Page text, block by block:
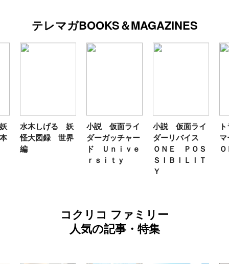
テレマガBOOKS＆MAGAZINES
水木しげる 妖
怪大図録 世界
編
小説 仮面ライ
ダーガッチャー
ド Ｕｎｉｖｅ
ｒｓｉｔｙ
小説 仮面ライ
ダーリバイス
ＯＮＥ ＰＯＳ
ＳＩＢＩＬＩＴ
Ｙ
コクリコ ファミリー
人気の記事・特集